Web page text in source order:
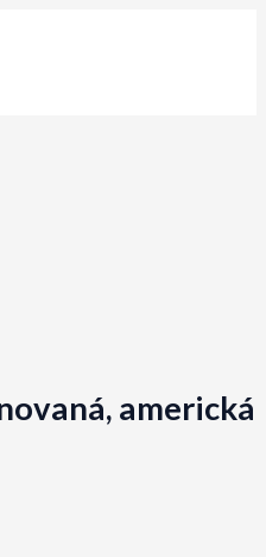
americká